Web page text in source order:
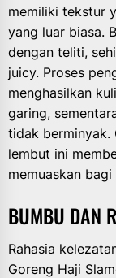
memiliki tekstur
yang luar biasa.
dengan teliti,
juicy. Proses
menghasilkan
garing,
tidak berminyak.
lembut ini
memuaskan
BUMBU DAN
Rahasia
Goreng Haji